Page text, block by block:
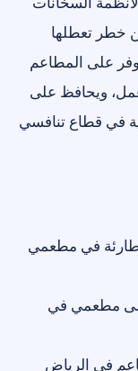
خطر تعطلها
على المطاعم
ويحافظ على
في قطاع تنافسي
طارئة في مطعمي
مطعمي في
في الرياض